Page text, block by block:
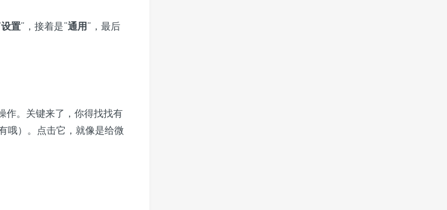
设置”，接着是“通用”，最后
作。关键来了，你得找找有
哦）。点击它，就像是给微